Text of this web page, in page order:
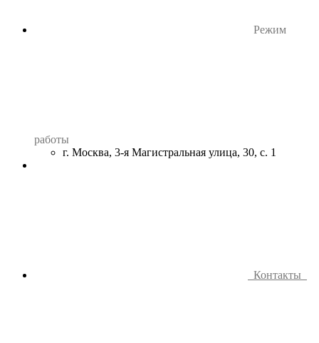
Режим
работы
г. Москва, 3-я Магистральная улица, 30, с. 1
Контакты